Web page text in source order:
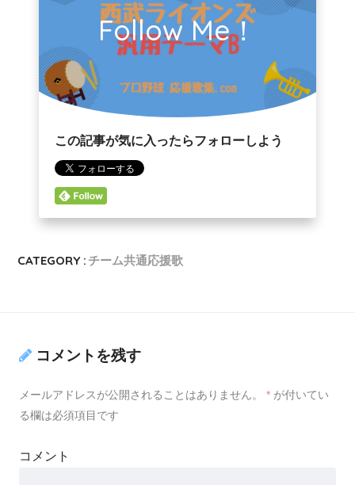
Follow Me！
この記事が気に入ったらフォローしよう
CATEGORY : チーム共通応援歌
コメントを残す
メールアドレスが公開されることはありません。 * が付いてい
る欄は必須項目です
コメント